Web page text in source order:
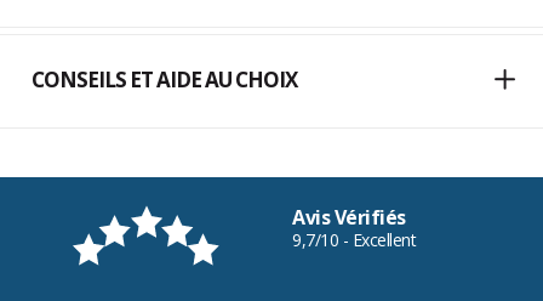
CONSEILS ET AIDE AU CHOIX
Avis Vérifiés
9,7/10 - Excellent